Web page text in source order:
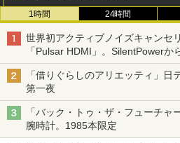
1時間 24時間
世界初アクティブノイズキャンセ
「Pulsar HDMI」。SilentPowerか
「借りぐらしのアリエッティ」
第一夜
「バック・トゥ・ザ・フューチャ
腕時計。1985本限定